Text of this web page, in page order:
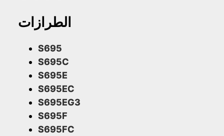
الطرازات
S695
S695C
S695E
S695EC
S695EG3
S695F
S695FC